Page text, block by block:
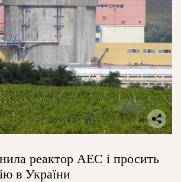
реактор АЕС і просить
в України